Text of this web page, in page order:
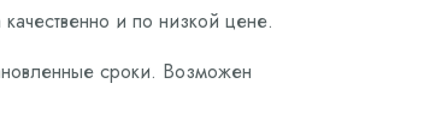
качественно и по низкой цене.
сроки. Возможен